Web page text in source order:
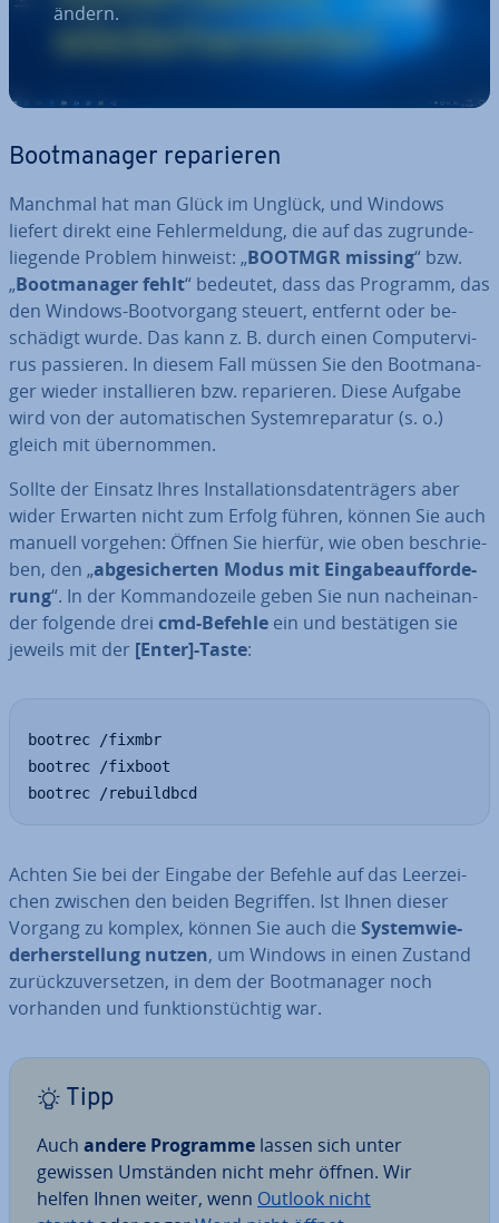
ändern.
Boot­ma­na­ger re­pa­rie­ren
Manchmal hat man Glück im Unglück, und Windows
liefert direkt eine Feh­ler­mel­dung, die auf das zu­grun­de­
lie­gen­de Problem hinweist: „BOOTMGR missing“ bzw.
„Boot­ma­na­ger fehlt“ bedeutet, dass das Programm, das
den Windows-Boot­vor­gang steuert, entfernt oder be­
schä­digt wurde. Das kann z. B. durch einen Com­pu­ter­vi­
rus passieren. In diesem Fall müssen Sie den Boot­ma­na­
ger wieder in­stal­lie­ren bzw. re­pa­rie­ren. Diese Aufgabe
wird von der au­to­ma­ti­schen Sys­tem­re­pa­ra­tur (s. o.)
gleich mit über­nom­men.
Sollte der Einsatz Ihres In­stal­la­ti­ons­da­ten­trä­gers aber
wider Erwarten nicht zum Erfolg führen, können Sie auch
manuell vorgehen: Öffnen Sie hierfür, wie oben be­schrie­
ben, den „ab­ge­si­cher­ten Modus mit Ein­ga­be­auf­for­de­
rung“. In der Kom­man­do­zei­le geben Sie nun nach­ein­an­
der folgende drei cmd-Befehle ein und be­stä­ti­gen sie
jeweils mit der [Enter]-Taste:
bootrec /fixmbr
bootrec /fixboot
bootrec /rebuildbcd
Achten Sie bei der Eingabe der Befehle auf das Leer­zei­
chen zwischen den beiden Begriffen. Ist Ihnen dieser
Vorgang zu komplex, können Sie auch die Sys­tem­wie­
der­her­stel­lung nutzen, um Windows in einen Zustand
zu­rück­zu­ver­set­zen, in dem der Boot­ma­na­ger noch
vorhanden und funk­ti­ons­tüch­tig war.
Tipp
Auch andere Programme lassen sich unter
gewissen Umständen nicht mehr öffnen. Wir
helfen Ihnen weiter, wenn Outlook nicht